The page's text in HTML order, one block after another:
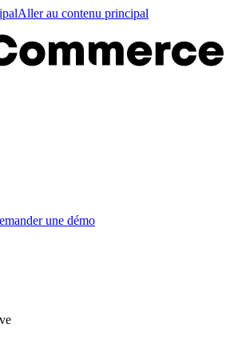
Aller au contenu principal
une démo